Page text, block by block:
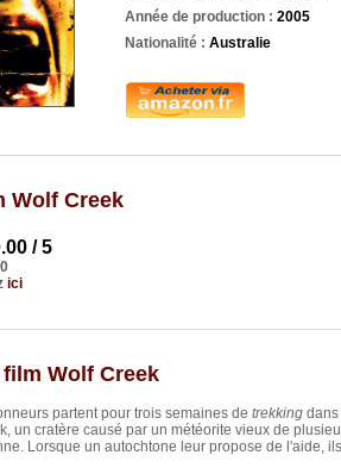
Année de production : 2005
Nationalité : Australie
Wolf Creek
/ 5
ici
Wolf Creek
partent pour trois semaines de trekking dans
un cratère causé par un météorite vieux de
Lorsque un autochtone leur propose de l'aide,